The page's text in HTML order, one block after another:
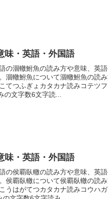
味・英語・外国語
の涸轍鮒魚の読み方や意味、英
涸轍鮒魚について涸轍鮒魚の読
てつふぎょカタカナ読みコテツ
文字数6文字読...
味・英語・外国語
の侯覇臥轍の読み方や意味、英
侯覇臥轍について侯覇臥轍の読
うはがてつカタカナ読みコウハ